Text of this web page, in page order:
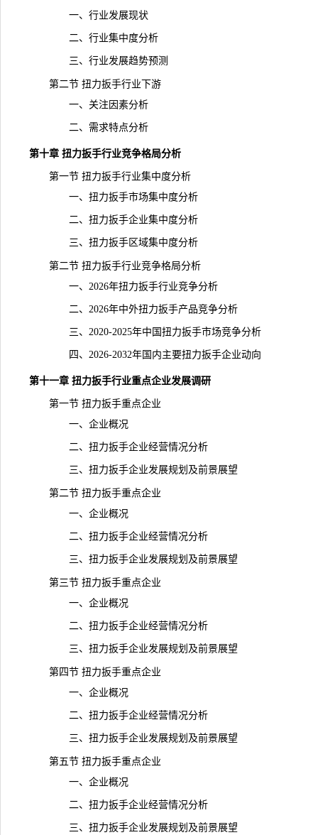
一、行业发展现状
二、行业集中度分析
三、行业发展趋势预测
第二节 扭力扳手行业下游
一、关注因素分析
二、需求特点分析
第十章 扭力扳手行业竞争格局分析
第一节 扭力扳手行业集中度分析
一、扭力扳手市场集中度分析
二、扭力扳手企业集中度分析
三、扭力扳手区域集中度分析
第二节 扭力扳手行业竞争格局分析
一、2026年扭力扳手行业竞争分析
二、2026年中外扭力扳手产品竞争分析
三、2020-2025年中国扭力扳手市场竞争分析
四、2026-2032年国内主要扭力扳手企业动向
第十一章 扭力扳手行业重点企业发展调研
第一节 扭力扳手重点企业
一、企业概况
二、扭力扳手企业经营情况分析
三、扭力扳手企业发展规划及前景展望
第二节 扭力扳手重点企业
一、企业概况
二、扭力扳手企业经营情况分析
三、扭力扳手企业发展规划及前景展望
第三节 扭力扳手重点企业
一、企业概况
二、扭力扳手企业经营情况分析
三、扭力扳手企业发展规划及前景展望
第四节 扭力扳手重点企业
一、企业概况
二、扭力扳手企业经营情况分析
三、扭力扳手企业发展规划及前景展望
第五节 扭力扳手重点企业
一、企业概况
二、扭力扳手企业经营情况分析
三、扭力扳手企业发展规划及前景展望